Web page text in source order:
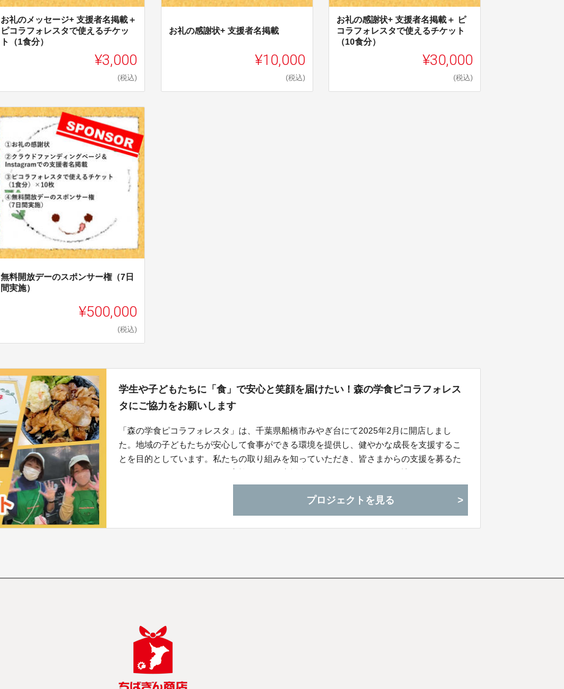
お礼のメッセージ+ 支援者名掲載＋
ピコラフォレスタで使えるチケッ
ト（1食分）
¥3,000
(税込)
お礼の感謝状+ 支援者名掲載
¥10,000
(税込)
お礼の感謝状+ 支援者名掲載＋ ピ
コラフォレスタで使えるチケット
（10食分）
¥30,000
(税込)
無料開放デーのスポンサー権（7日
間実施）
¥500,000
(税込)
学生や子どもたちに「食」で安心と笑顔を届けたい！森の学食ピコラフォレス
タにご協力をお願いします
「森の学食ピコラフォレスタ」は、千葉県船橋市みやぎ台にて2025年2月に開店しまし
た。地域の子どもたちが安心して食事ができる環境を提供し、健やかな成長を支援するこ
とを目的としています。私たちの取り組みを知っていただき、皆さまからの支援を募るた
ちのために大切に使わせていただきます。ぜひ応援よろしくお願いします！
プロジェクトを見る